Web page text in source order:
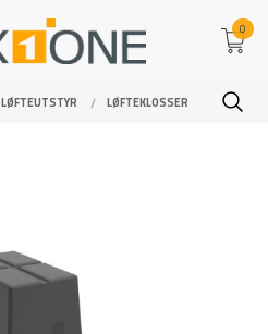
0
LØFTEUTSTYR LØFTEKLOSSER